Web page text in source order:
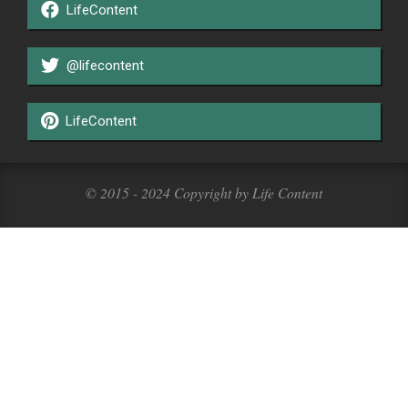
LifeContent
@lifecontent
LifeContent
© 2015 - 2024 Copyright by Life Content